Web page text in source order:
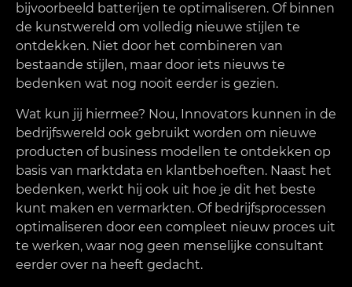
bijvoorbeeld batterijen te optimaliseren. Of binnen
de kunstwereld om volledig nieuwe stijlen te
ontdekken. Niet door het combineren van
bestaande stijlen, maar door iets nieuws te
bedenken wat nog nooit eerder is gezien.
Wat kun jij hiermee? Nou, Innovators kunnen in de
bedrijfswereld ook gebruikt worden om nieuwe
producten of business modellen te ontdekken op
basis van marktdata en klantbehoeften. Naast het
bedenken, werkt hij ook uit hoe je dit het beste
kunt maken en vermarkten. Of bedrijfsprocessen
optimaliseren door een compleet nieuw proces uit
te werken, waar nog geen menselijke consultant
eerder over na heeft gedacht.